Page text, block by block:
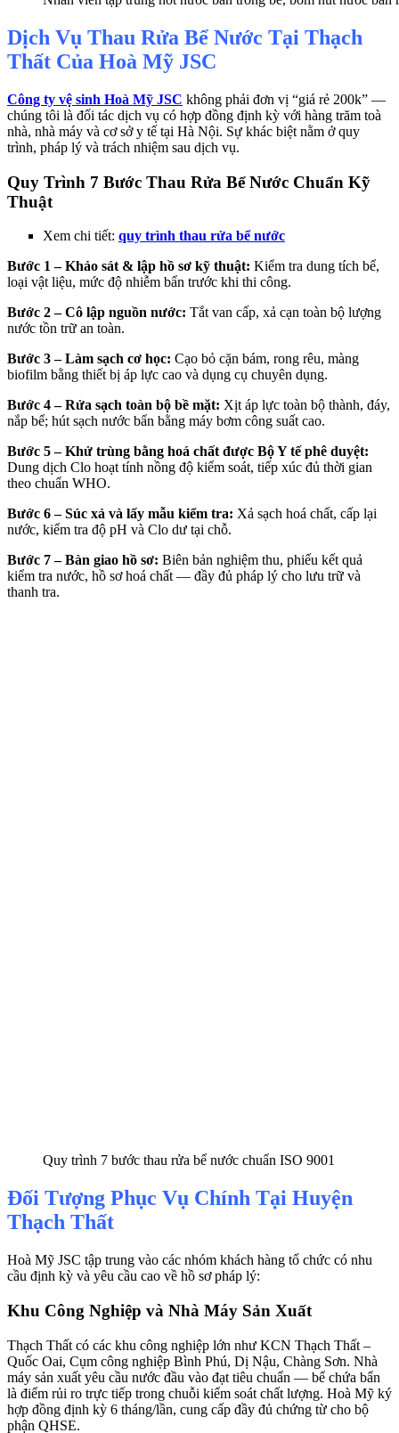
Dịch Vụ Thau Rửa Bể Nước Tại Thạch
Thất Của Hoà Mỹ JSC
Công ty vệ sinh Hoà Mỹ JSC không phải đơn vị “giá rẻ 200k” —
chúng tôi là đối tác dịch vụ có hợp đồng định kỳ với hàng trăm toà
nhà, nhà máy và cơ sở y tế tại Hà Nội. Sự khác biệt nằm ở quy
trình, pháp lý và trách nhiệm sau dịch vụ.
Quy Trình 7 Bước Thau Rửa Bể Nước Chuẩn Kỹ
Thuật
Xem chi tiết: quy trình thau rửa bể nước
Bước 1 – Khảo sát & lập hồ sơ kỹ thuật: Kiểm tra dung tích bể,
loại vật liệu, mức độ nhiễm bẩn trước khi thi công.
Bước 2 – Cô lập nguồn nước: Tắt van cấp, xả cạn toàn bộ lượng
nước tồn trữ an toàn.
Bước 3 – Làm sạch cơ học: Cạo bỏ cặn bám, rong rêu, màng
biofilm bằng thiết bị áp lực cao và dụng cụ chuyên dụng.
Bước 4 – Rửa sạch toàn bộ bề mặt: Xịt áp lực toàn bộ thành, đáy,
nắp bể; hút sạch nước bẩn bằng máy bơm công suất cao.
Bước 5 – Khử trùng bằng hoá chất được Bộ Y tế phê duyệt:
Dung dịch Clo hoạt tính nồng độ kiểm soát, tiếp xúc đủ thời gian
theo chuẩn WHO.
Bước 6 – Súc xả và lấy mẫu kiểm tra: Xả sạch hoá chất, cấp lại
nước, kiểm tra độ pH và Clo dư tại chỗ.
Bước 7 – Bàn giao hồ sơ: Biên bản nghiệm thu, phiếu kết quả
kiểm tra nước, hồ sơ hoá chất — đầy đủ pháp lý cho lưu trữ và
thanh tra.
Quy trình 7 bước thau rửa bể nước chuẩn ISO 9001
Đối Tượng Phục Vụ Chính Tại Huyện
Thạch Thất
Hoà Mỹ JSC tập trung vào các nhóm khách hàng tổ chức có nhu
cầu định kỳ và yêu cầu cao về hồ sơ pháp lý:
Khu Công Nghiệp và Nhà Máy Sản Xuất
Thạch Thất có các khu công nghiệp lớn như KCN Thạch Thất –
Quốc Oai, Cụm công nghiệp Bình Phú, Dị Nậu, Chàng Sơn. Nhà
máy sản xuất yêu cầu nước đầu vào đạt tiêu chuẩn — bể chứa bẩn
là điểm rủi ro trực tiếp trong chuỗi kiểm soát chất lượng. Hoà Mỹ ký
hợp đồng định kỳ 6 tháng/lần, cung cấp đầy đủ chứng từ cho bộ
phận QHSE.